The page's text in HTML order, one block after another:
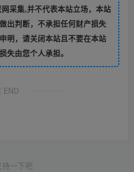
采集,并不代表本站立场，本站
出判断，不承担任何财产损失
明，请关闭本站且不要在本站
失由您个人承担。
END
持一下吧